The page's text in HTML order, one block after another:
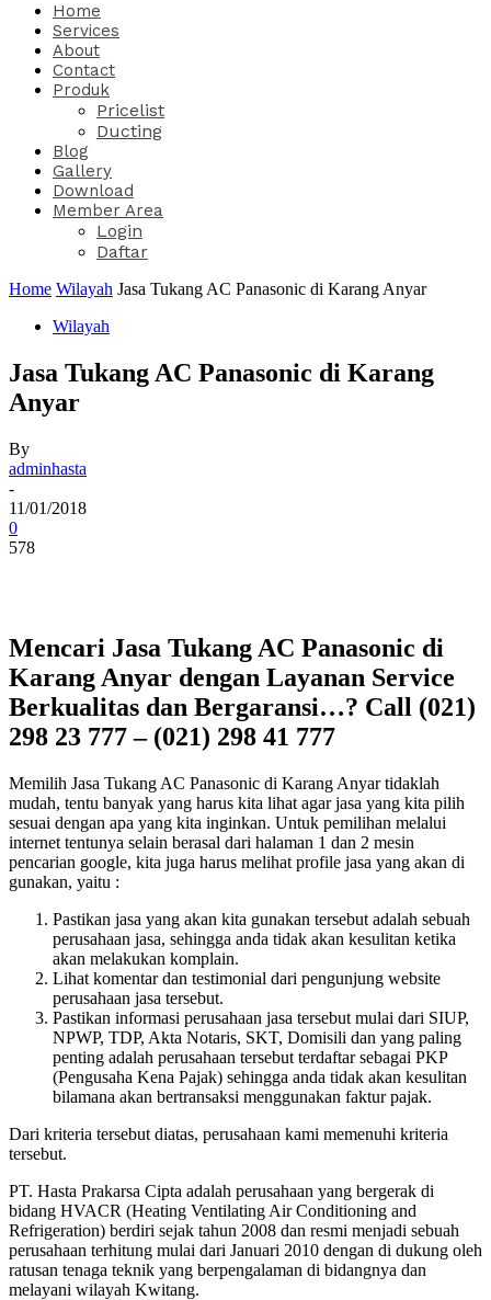
Home
Services
About
Contact
Produk
Pricelist
Ducting
Blog
Gallery
Download
Member Area
Login
Daftar
Home Wilayah Jasa Tukang AC Panasonic di Karang Anyar
Wilayah
Jasa Tukang AC Panasonic di Karang
Anyar
By
adminhasta
-
11/01/2018
0
578
Mencari Jasa Tukang AC Panasonic di
Karang Anyar dengan Layanan Service
Berkualitas dan Bergaransi…? Call (021)
298 23 777 – (021) 298 41 777
Memilih Jasa Tukang AC Panasonic di Karang Anyar tidaklah
mudah, tentu banyak yang harus kita lihat agar jasa yang kita pilih
sesuai dengan apa yang kita inginkan. Untuk pemilihan melalui
internet tentunya selain berasal dari halaman 1 dan 2 mesin
pencarian google, kita juga harus melihat profile jasa yang akan di
gunakan, yaitu :
Pastikan jasa yang akan kita gunakan tersebut adalah sebuah
perusahaan jasa, sehingga anda tidak akan kesulitan ketika
akan melakukan komplain.
Lihat komentar dan testimonial dari pengunjung website
perusahaan jasa tersebut.
Pastikan informasi perusahaan jasa tersebut mulai dari SIUP,
NPWP, TDP, Akta Notaris, SKT, Domisili dan yang paling
penting adalah perusahaan tersebut terdaftar sebagai PKP
(Pengusaha Kena Pajak) sehingga anda tidak akan kesulitan
bilamana akan bertransaksi menggunakan faktur pajak.
Dari kriteria tersebut diatas, perusahaan kami memenuhi kriteria
tersebut.
PT. Hasta Prakarsa Cipta adalah perusahaan yang bergerak di
bidang HVACR (Heating Ventilating Air Conditioning and
Refrigeration) berdiri sejak tahun 2008 dan resmi menjadi sebuah
perusahaan terhitung mulai dari Januari 2010 dengan di dukung oleh
ratusan tenaga teknik yang berpengalaman di bidangnya dan
melayani wilayah Kwitang.